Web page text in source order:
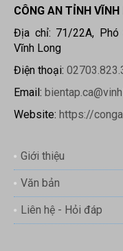
CÔNG AN TỈNH VĨNH
Địa chỉ: 71/22A, Phó
Vĩnh Long
Điện thoại:
Email:
Website: https://
Giới thiệu
Văn bản
Liên hệ - Hỏi đáp